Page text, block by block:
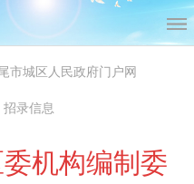
市城区人民政府门户网
招录信息
机构编制委